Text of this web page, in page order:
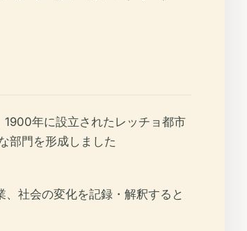
1900年に設立されたレッチョ都市
部門を形成しました
社会の変化を記録・解釈すると